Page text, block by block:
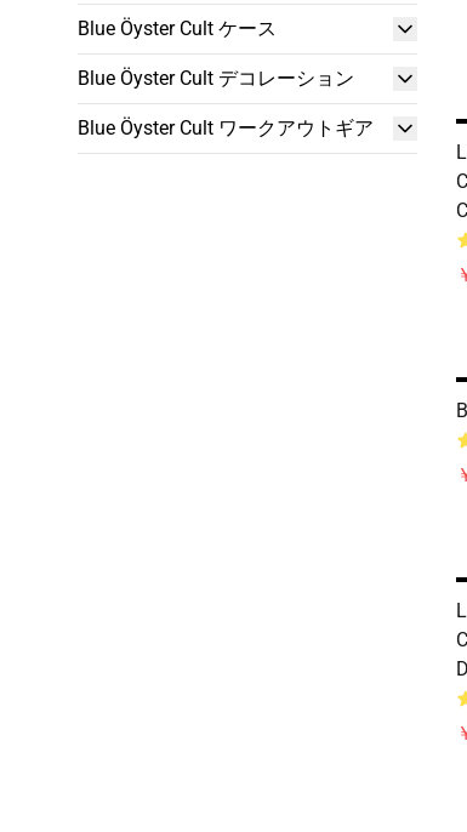
Blue Öyster Cult ケース
Blue Öyster Cult デコレーション
Blue Öyster Cult ワークアウトギア